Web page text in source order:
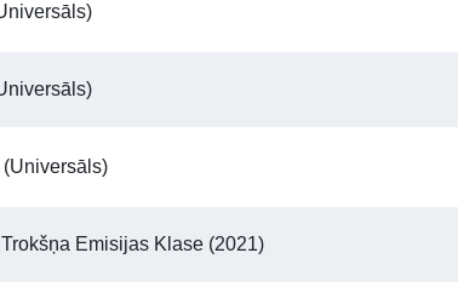
(universāls)
Emisijas Klase (2021)